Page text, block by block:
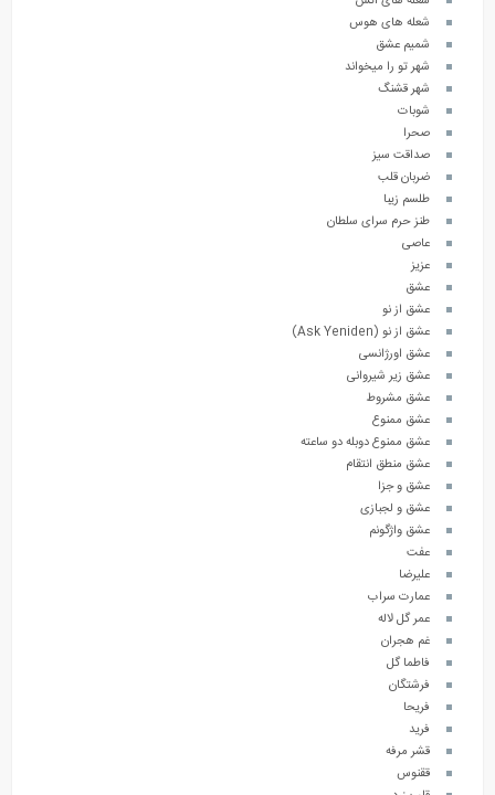
شعله های هوس
شمیم عشق
شهر تو را میخواند
شهر قشنگ
شوبات
صحرا
صداقت سیز
ضربان قلب
طلسم زیبا
طنز حرم سرای سلطان
عاصی
عزیز
عشق
عشق از نو
عشق از نو (Ask Yeniden)
عشق اورژانسی
عشق زیر شیروانی
عشق مشروط
عشق ممنوع
عشق ممنوع دوبله دو ساعته
عشق منطق انتقام
عشق و جزا
عشق و لجبازی
عشق واژگونم
عفت
علیرضا
عمارت سراب
عمر گل لاله
غم هجران
فاطما گل
فرشتگان
فریحا
فرید
قشر مرفه
ققنوس